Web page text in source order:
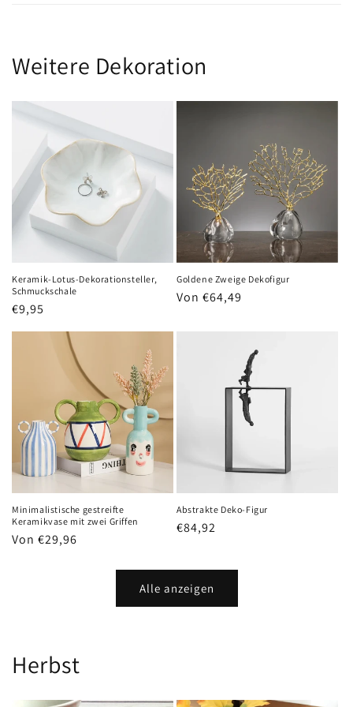
Weitere Dekoration
Keramik-Lotus-Dekorationsteller,
Schmuckschale
Normaler
€9,95
Goldene Zweige Dekofigur
Normaler
Von €64,49
Minimalistische gestreifte
Keramikvase mit zwei Griffen
Normaler
Von €29,96
Abstrakte Deko-Figur
Normaler
€84,92
Alle anzeigen
Herbst